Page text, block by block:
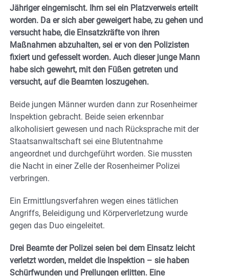
Jähriger eingemischt. Ihm sei ein Platzverweis erteilt
worden. Da er sich aber geweigert habe, zu gehen und
versucht habe, die Einsatzkräfte von ihren
Maßnahmen abzuhalten, sei er von den Polizisten
fixiert und gefesselt worden. Auch dieser junge Mann
habe sich gewehrt, mit den Füßen getreten und
versucht, auf die Beamten loszugehen.
Beide jungen Männer wurden dann zur Rosenheimer
Inspektion gebracht. Beide seien erkennbar
alkoholisiert gewesen und nach Rücksprache mit der
Staatsanwaltschaft sei eine Blutentnahme
angeordnet und durchgeführt worden. Sie mussten
die Nacht in einer Zelle der Rosenheimer Polizei
verbringen.
Ein Ermittlungsverfahren wegen eines tätlichen
Angriffs, Beleidigung und Körperverletzung wurde
gegen das Duo eingeleitet.
Drei Beamte der Polizei seien bei dem Einsatz leicht
verletzt worden, meldet die Inspektion – sie haben
Schürfwunden und Prellungen erlitten. Eine